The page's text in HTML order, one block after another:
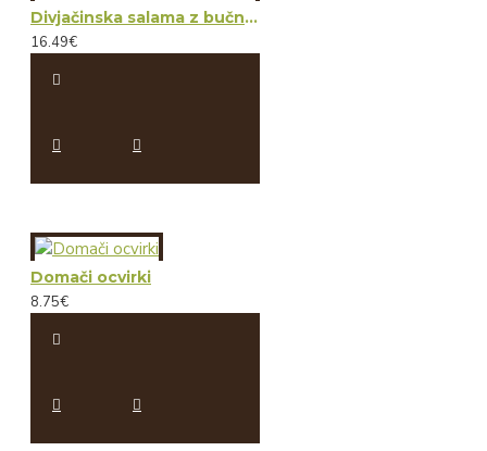
Divjačinska salama z bučnimi semeni (62 % divjačinskega mesa)
16.49€
Domači ocvirki
8.75€